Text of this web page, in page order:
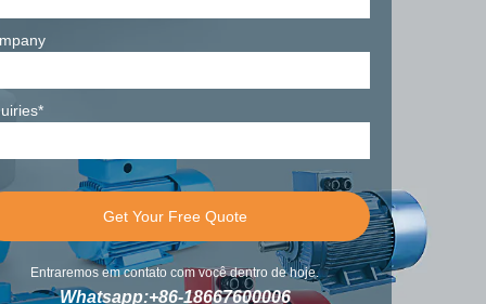
Entraremos em contato com você dentro de hoje.
Whatsapp:+86-18667600006